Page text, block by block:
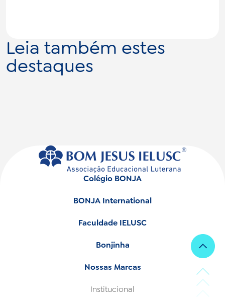
Leia também estes
destaques
Colégio BONJA
BONJA International
Faculdade IELUSC
Bonjinha
Nossas Marcas
Institucional